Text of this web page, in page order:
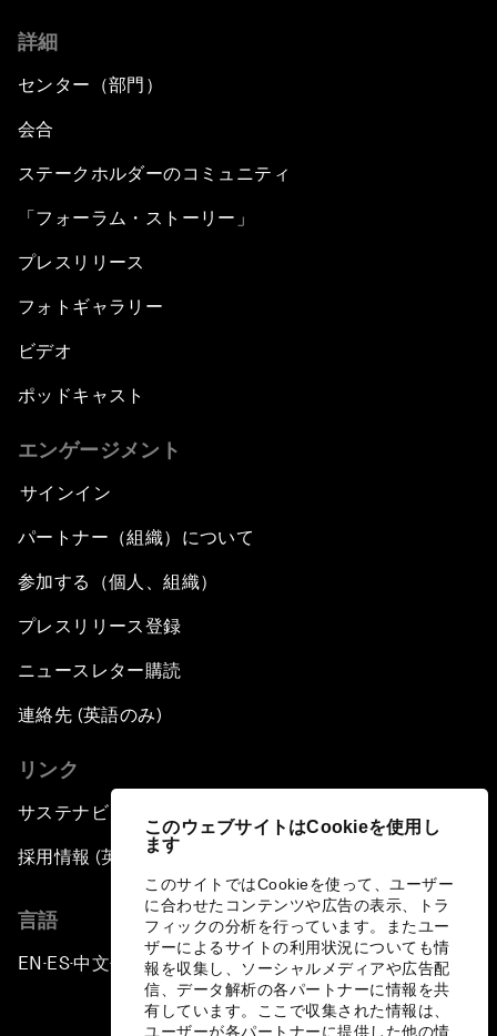
このウェブサイトはCookieを使用し
ます
このサイトではCookieを使って、ユーザー
に合わせたコンテンツや広告の表示、トラ
フィックの分析を行っています。またユー
ザーによるサイトの利用状況についても情
報を収集し、ソーシャルメディアや広告配
信、データ解析の各パートナーに情報を共
有しています。ここで収集された情報は、
ユーザーが各パートナーに提供した他の情
詳細
センター（部門）
会合
ステークホルダーのコミュニティ
「フォーラム・ストーリー」
プレスリリース
フォトギャラリー
ビデオ
ポッドキャスト
エンゲージメント
サインイン
パートナー（組織）について
参加する（個人、組織）
プレスリリース登録
ニュースレター購読
連絡先 (英語のみ)
リンク
サステナビリティへの取り組み
採用情報 (英語のみ)
言語
EN ▪ES▪中文▪ 日本語